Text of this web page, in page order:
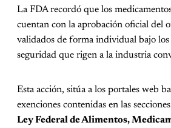
La FDA recordó que los
cuentan con la aprobación oficial del
validados de forma individual bajo los
seguridad que rigen a la industria
Esta acción, sitúa a los portales web
exenciones contenidas en las secciones
Ley Federal de Alimentos,